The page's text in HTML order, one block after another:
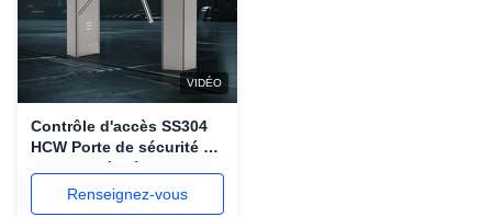
VIDÉO
Contrôle d'accès SS304
HCW Porte de sécurité du
tournevis à trépied
Renseignez-vous